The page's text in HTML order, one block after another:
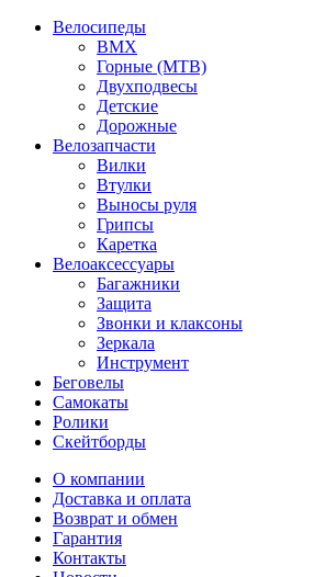
Велосипеды
BMX
Горные (MTB)
Двухподвесы
Детские
Дорожные
Велозапчасти
Вилки
Втулки
Выносы руля
Грипсы
Каретка
Велоаксессуары
Багажники
Защита
Звонки и клаксоны
Зеркала
Инструмент
Беговелы
Самокаты
Ролики
Скейтборды
О компании
Доставка и оплата
Возврат и обмен
Гарантия
Контакты